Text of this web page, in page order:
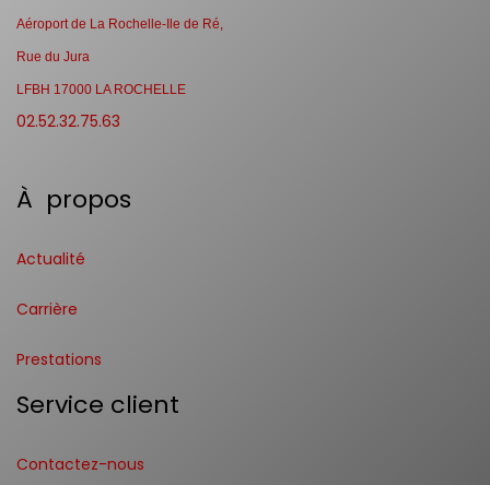
Aéroport de La Rochelle-Ile de Ré,
Rue du Jura
LFBH 17000 LA ROCHELLE
02.52.32.75.63
À propos
Actualité
Carrière
Prestations
Service client
Contactez-nous